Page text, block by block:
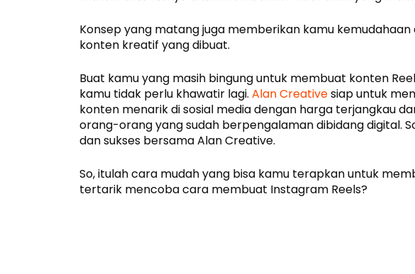
Konsep yang matang juga memberikan kamu
konten kreatif yang dibuat.
Buat kamu yang masih bingung untuk membuat konten
kamu tidak perlu khawatir lagi. Alan Creativesiap untuk
konten menarik di sosial media dengan harga terjangkau
orang-orang yang sudah berpengalaman dibidang digital.
dan sukses bersama Alan Creative.
So, itulah cara mudah yang bisa kamu terapkan untuk
tertarik mencoba cara membuat Instagram Reels?